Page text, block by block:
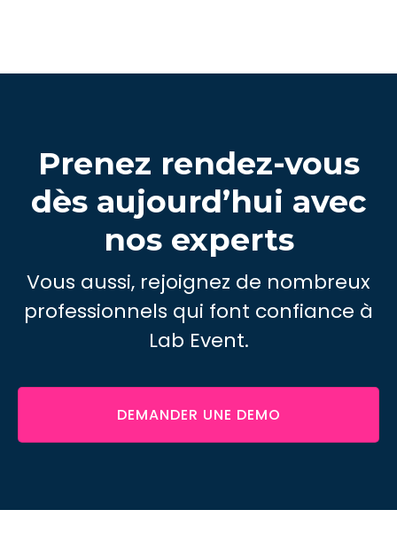
Prenez rendez-vous
dès aujourd’hui avec
nos experts
Vous aussi, rejoignez de nombreux
professionnels qui font confiance à
Lab Event.
DEMANDER UNE DEMO